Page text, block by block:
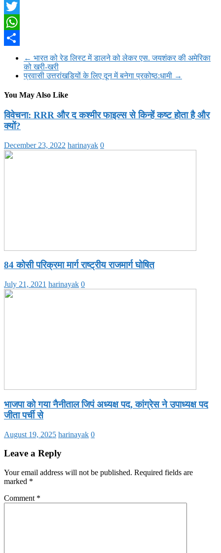
Facebook
Twitter
WhatsApp
← भारत को रेड लिस्ट में डालने को लेकर एस. जयशंकर की अमेरिका
को खरी-खरी
प्रवासी उत्तरांखडियों के लिए दून में बनेगा प्रकोष्ठ:धामी →
You May Also Like
विवेचना: RRR और द कश्मीर फाइल्स से किन्हें कष्ट होता है और
क्यों?
December 23, 2022 harinayak 0
84 कोसी परिक्रमा मार्ग राष्ट्रीय राजमार्ग घोषित
July 21, 2021 harinayak 0
भाजपा को गया नैनीताल जिपं अध्यक्ष पद, कांग्रेस ने उपाध्यक्ष पद
जीता पर्ची से
August 19, 2025 harinayak 0
Leave a Reply
Your email address will not be published. Required fields are
marked *
Comment *